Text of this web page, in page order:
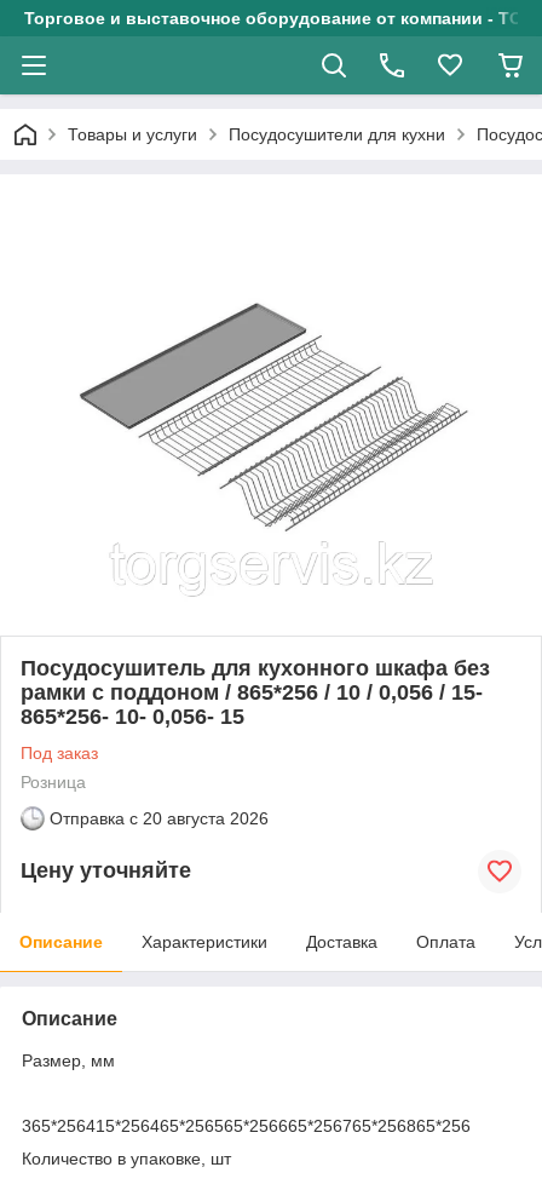
Торговое и выставочное оборудование от компании - ТОО
Товары и услуги Посудосушители для кухни
Посудосушитель для кухонного шкафа без
рамки с поддоном / 865*256 / 10 / 0,056 / 15-
865*256- 10- 0,056- 15
Под заказ
Розница
Отправка с 20 августа 2026
Цену уточняйте
Описание Характеристики Доставка Оплата
Описание
Размер, мм
365*256415*256465*256565*256665*256765*256865*256
Количество в упаковке, шт